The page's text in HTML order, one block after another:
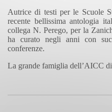
Autrice di testi per le Scuole
recente bellissima antologia
collega N. Perego, per la
ha curato negli anni con
conferenze.
La grande famiglia dell’AICC